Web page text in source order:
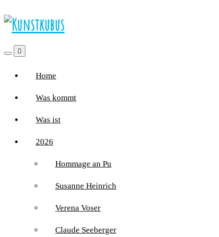
Home
Was kommt
Was ist
2026
Hommage an Pu
Susanne Heinrich
Verena Voser
Claude Seeberger